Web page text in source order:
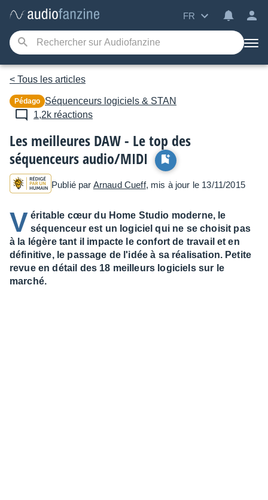
FR
< Tous les articles
Pédago
Séquenceurs logiciels & STAN
1,2k réactions
Les meilleures DAW - Le top des
séquenceurs audio/MIDI
Publié par Arnaud Cueff, mis à jour le 13/11/2015
V éritable cœur du Home Studio moderne, le
séquenceur est un logiciel qui ne se choisit pas
à la légère tant il impacte le confort de travail et en
définitive, le passage de l'idée à sa réalisation. Petite
revue en détail des 18 meilleurs logiciels sur le
marché.